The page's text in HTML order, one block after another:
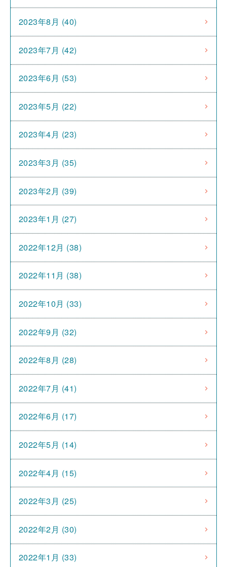
2023年8月 (40)
2023年7月 (42)
2023年6月 (53)
2023年5月 (22)
2023年4月 (23)
2023年3月 (35)
2023年2月 (39)
2023年1月 (27)
2022年12月 (38)
2022年11月 (38)
2022年10月 (33)
2022年9月 (32)
2022年8月 (28)
2022年7月 (41)
2022年6月 (17)
2022年5月 (14)
2022年4月 (15)
2022年3月 (25)
2022年2月 (30)
2022年1月 (33)